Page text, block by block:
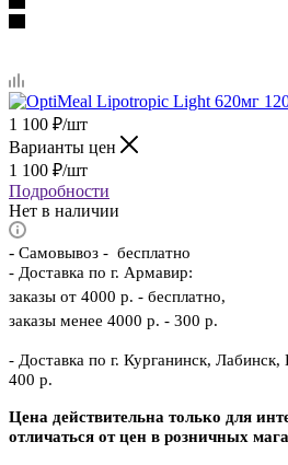
1 100 ₽/шт
Варианты цен
1 100 ₽/шт
Подробности
Нет в наличии
- Самовывоз - бесплатно
- Доставка по г. Армавир:
заказы от 4000 р. - бесплатно,
заказы менее 4000 р. - 300 р.
- Доставка по г. Курганинск,
400 р.
Цена действительна только для
отличаться от цен в розничных